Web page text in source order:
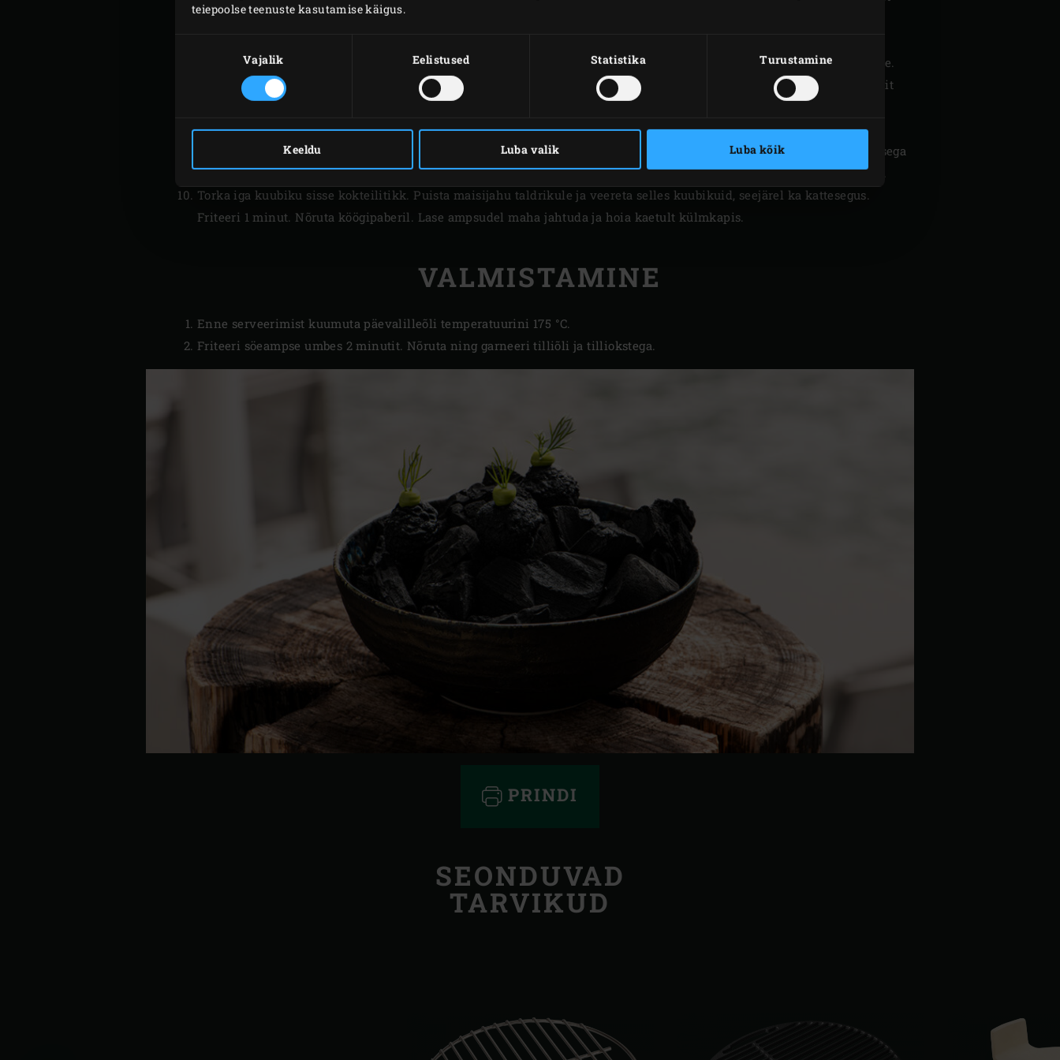
teiepoolse teenuste kasutamise käigus.
Vajalik Eelistused Statistika Turustamine
Keeldu Luba valik Luba kõik
edasi küpseda.
Sega sisse sinepiseemned, porgand ja porru. Tõsta segu potti. Puista väike peotäis
pekanipuu laastehõõguvatele sütele.
Pane EGGi
convEGGtor roostevabast terasest rest.
Tõsta pott restile. Sulge EGGi kuppel ja lase segul umbes 10 minutit
Laota segu toidukilega vooderdatud madalasse nõusse ja tõsta vähemalt 1 tunniks külmkappi tahenema.
Kuumuta päevalilleõli friteerimiseks temperatuurini 175 °C. Katte jaoks sega mikseris ettevaatlikult jahu ja vesi. Ära sega
kauem, kui see vajalik on. Lõpuks sega sisse aktiivsüsi. Lõika külmkapis tahenenud mass umbes 2 ½ cm kuubikuteks.
Torka iga kuubiku sisse kokteilitikk. Puista maisijahu taldrikule ja veereta selles kuubikuid, seejärel ka kattesegus.
Friteeri 1 minut. Nõruta köögipaberil. Lase ampsudel maha jahtuda ja hoia kaetult külmkapis.
VALMISTAMINE
Enne serveerimist kuumuta päevalilleõli temperatuurini 175 °C.
Friteeri söeampse umbes 2 minutit. Nõruta ning garneeri tilliõli ja tilliokstega.
PRINDI
SEONDUVAD
TARVIKUD